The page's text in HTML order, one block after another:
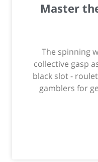
Master
The spinning
collective gasp
black slot -
gamblers for